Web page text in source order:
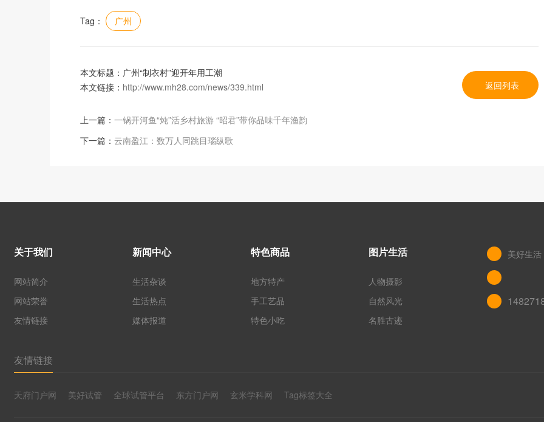
Tag： 广州
本文标题：广州“制衣村”迎开年用工潮
本文链接： http://www.mh28.com/news/339.html
上一篇： 一锅开河鱼“炖”活乡村旅游 “昭君”带你品味千年渔韵
下一篇： 云南盈江：数万人同跳目瑙纵歌
返回列表
关于我们
网站简介
网站荣誉
友情链接
新闻中心
生活杂谈
生活热点
媒体报道
特色商品
地方特产
手工艺品
特色小吃
图片生活
人物摄影
自然风光
名胜古迹
美好生活
友情链接
天府门户网 美好试管 全球试管平台 东方门户网 玄米学科网 Tag标签大全